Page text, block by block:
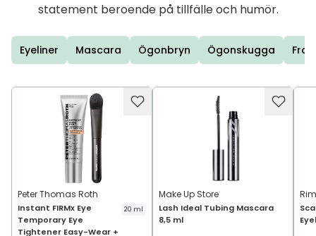
statement beroende på tillfälle och humör.
Eyeliner Mascara Ögonbryn Ögonskugga
Peter Thomas Roth
Instant FIRMx Eye
Temporary Eye
Tightener Easy-Wear +
20 ml
Make Up Store
Lash Ideal Tubing Mascara
8,5 ml